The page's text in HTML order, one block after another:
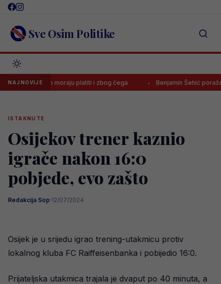
Skip
content Sve Osim Politike
NAJNOVIJE
koliko moraju platiti i zbog čega Benjamin Šehić poražen četvrti
ISTAKNUTE
Osijekov trener kaznio
igrače nakon 16:0
pobjede, evo zašto
Redakcija Sop·12/07/2024
Osijek je u srijedu igrao trening-utakmicu protiv
lokalnog kluba FC Raiffeisenbanka i pobijedio 16:0.
Prijateljska utakmica trajala je dvaput po 40 minuta, a